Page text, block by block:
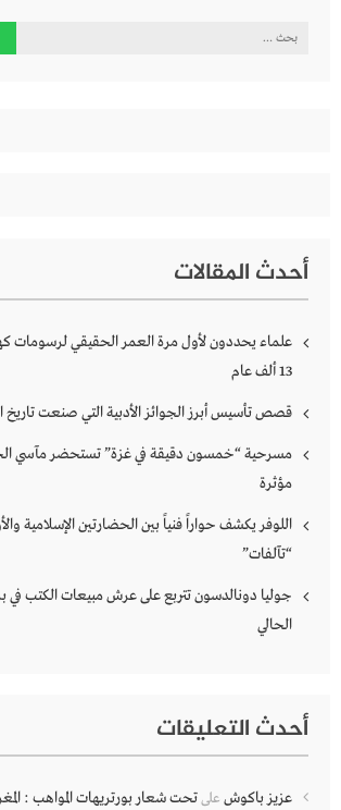
البحث
أحدث المقالات
علماء يحددون لأول مرة العمر الحقيقي لرسومات
13 ألف عام
قصص تأسيس أبرز الجوائز الأدبية التي صنعت تاريخ
مسرحية “خمسون دقيقة في غزة” تستحضر مآسي
مؤثرة
اللوفر يكشف حواراً فنياً بين الحضارتين الإسلامية
“تآلفات”
جوليا دونالدسون تتربع على عرش مبيعات الكتب في
الحالي
أحدث التعليقات
عزيز باكوش علىتحت شعار بورتريهات المواهب :